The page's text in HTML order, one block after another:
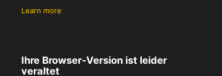
Learn more
Ihre Browser-Version ist leider
veraltet